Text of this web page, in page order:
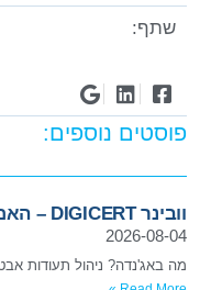
שתף:
פוסטים נוספים:
וובינר DIGICERT – האם אתם מוכנים לעידן 47 הימים
2026-08-04
מה באג'נדה? ניהול תעודות